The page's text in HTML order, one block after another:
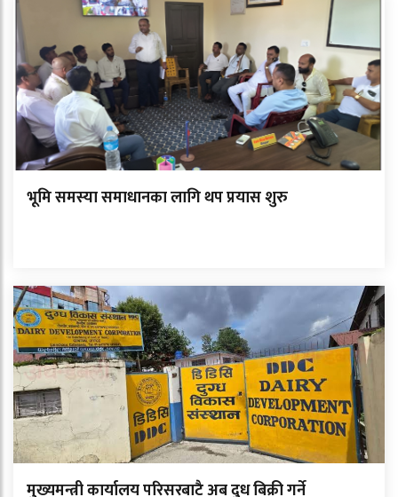
भूमि समस्या समाधानका लागि थप प्रयास शुरु
मुख्यमन्त्री कार्यालय परिसरबाटै अब दुध बिक्री गर्ने